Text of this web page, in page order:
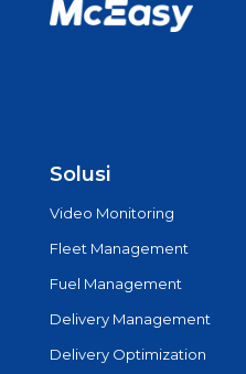
Solusi
Video Monitoring
Fleet Management
Fuel Management
Delivery Management
Delivery Optimization